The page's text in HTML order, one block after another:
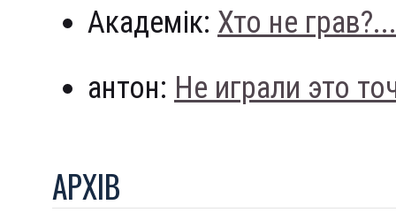
Академік: Хто не грав?...
антон: Не играли это
АРХIВ